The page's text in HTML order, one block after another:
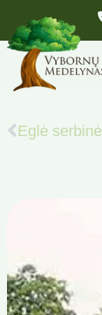
Eglė serbinė